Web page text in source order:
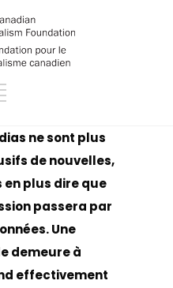
ne sont plus
de nouvelles,
en plus dire que
passera par
Une
demeure à
effectivement